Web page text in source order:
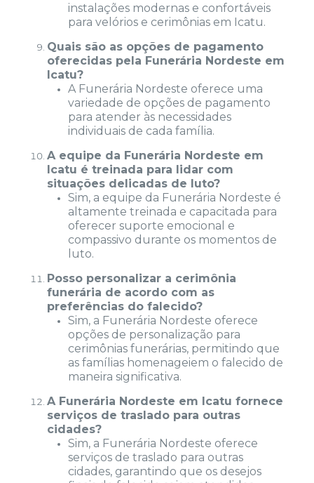
instalações modernas e confortáveis
para velórios e cerimônias em Icatu.
Quais são as opções de pagamento
oferecidas pela Funerária Nordeste em
Icatu?
A Funerária Nordeste oferece uma
variedade de opções de pagamento
para atender às necessidades
individuais de cada família.
A equipe da Funerária Nordeste em
Icatu é treinada para lidar com
situações delicadas de luto?
Sim, a equipe da Funerária Nordeste é
altamente treinada e capacitada para
oferecer suporte emocional e
compassivo durante os momentos de
luto.
Posso personalizar a cerimônia
funerária de acordo com as
preferências do falecido?
Sim, a Funerária Nordeste oferece
opções de personalização para
cerimônias funerárias, permitindo que
as famílias homenageiem o falecido de
maneira significativa.
A Funerária Nordeste em Icatu fornece
serviços de traslado para outras
cidades?
Sim, a Funerária Nordeste oferece
serviços de traslado para outras
cidades, garantindo que os desejos